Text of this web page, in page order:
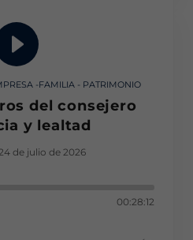
-FAMILIA - PATRIMONIO
del consejero
y lealtad
de julio de 2026
00:28:12